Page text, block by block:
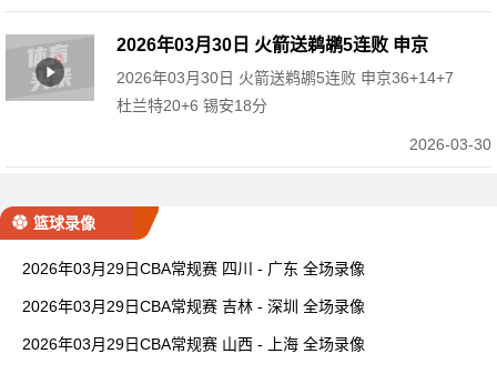
2026年03月30日 火箭送鹈鹕5连败 申京
36+14+7 杜兰特20+6 锡安18分
2026年03月30日 火箭送鹈鹕5连败 申京36+14+7
杜兰特20+6 锡安18分
2026-03-30
篮球录像
2026年03月29日CBA常规赛 四川 - 广东 全场录像
2026年03月29日CBA常规赛 吉林 - 深圳 全场录像
2026年03月29日CBA常规赛 山西 - 上海 全场录像